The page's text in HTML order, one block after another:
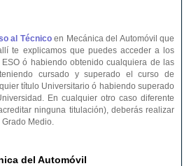
al Técnicoen Mecánica del Automóvil que
te explicamos que puedes acceder a los
ó habiendo obtenido cualquiera de las
cursado y superado el curso de
título Universitario ó habiendo superado
En cualquier otro caso diferente
ninguna titulación), deberás realizar
Grado Medio.
del Automóvil